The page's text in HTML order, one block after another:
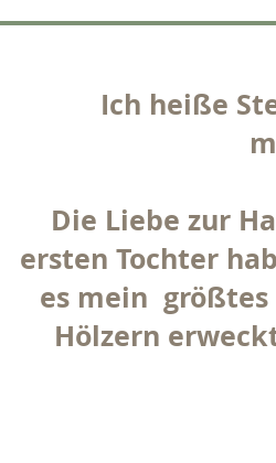
Ich heiße
Die Liebe zur
ersten Tochter
es mein größtes
Hölzern